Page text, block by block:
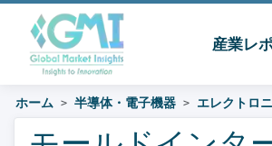
産業レ
ホーム 半導体・電子機器 エレクトロ